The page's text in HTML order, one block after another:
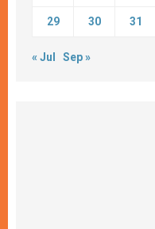
29 30 31
« Jul Sep »